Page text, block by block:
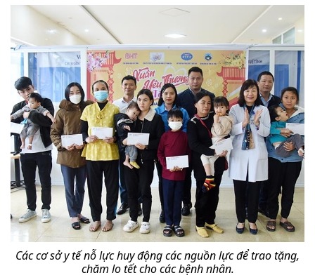
Các cơ sở y tế nỗ lực huy động các nguồn lực để trao tặng,
chăm lo tết cho các bệnh nhân.